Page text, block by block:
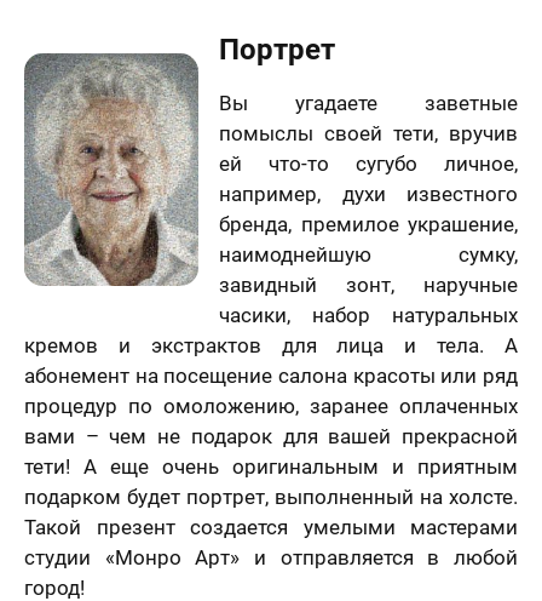
Портрет
Вы угадаете заветные
помыслы своей тети, вручив
ей что-то сугубо личное,
например, духи известного
бренда, премилое украшение,
наимоднейшую сумку,
завидный зонт, наручные
часики, набор натуральных
кремов и экстрактов для лица и тела. А
абонемент на посещение салона красоты или ряд
процедур по омоложению, заранее оплаченных
вами – чем не подарок для вашей прекрасной
тети! А еще очень оригинальным и приятным
подарком будет портрет, выполненный на холсте.
Такой презент создается умелыми мастерами
студии «Монро Арт» и отправляется в любой
город!